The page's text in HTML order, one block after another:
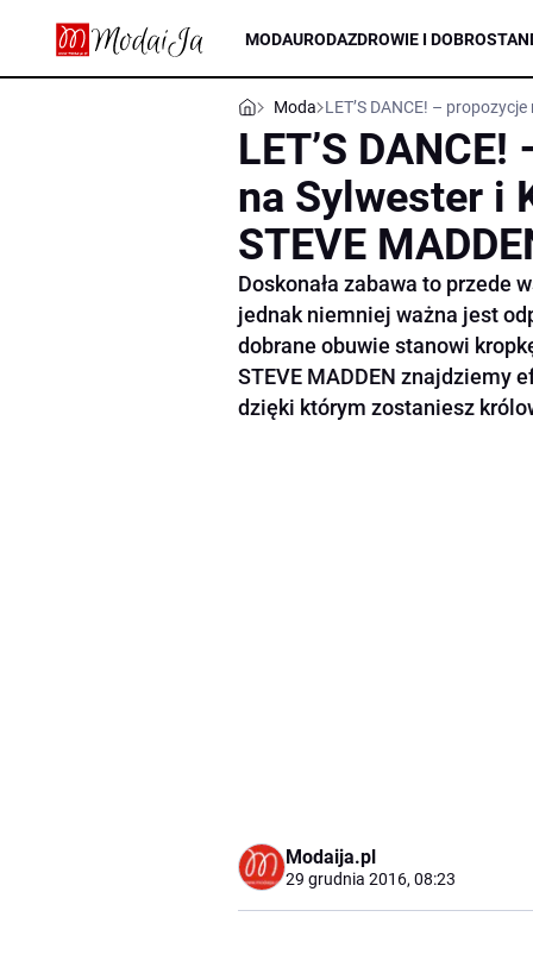
MODAURODAZDROWIE I DOBROSTAN
Moda LET’S DANCE! –
LET’S
na Sylwester i
STEVE
Doskonała zabawa to przede
jednak niemniej ważna jest
dobrane obuwie stanowi
STEVE MADDEN znajdziemy
dzięki którym zostaniesz
Modaija.pl
29 grudnia 2016, 08:23